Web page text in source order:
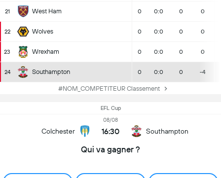
21 West Ham 0 0:0 0 0
22 Wolves 0 0:0 0 0
23 Wrexham 0 0:0 0 0
24 Southampton 0 0:0 0 -4
#NOM_COMPETITEUR Classement
EFL Cup
Colchester
08/08
16:30 Southampton
Qui va gagner ?